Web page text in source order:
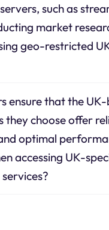
such as
market
geo-restricted
ensure that the
they choose offer
optimal
accessing UK-